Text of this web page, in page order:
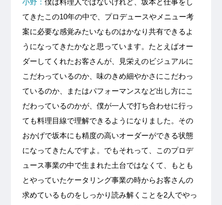
小野： 僕は料理人ではないけれど、坂本と仕事をし
てきたこの10年の中で、プロデュースやメニュー考
案に必要な感覚みたいなものはかなり共有できるよ
うになってきたかなと思っています。たとえばオー
ダーしてくれたお客さんが、見栄えのビジュアルに
こだわっているのか、味のきめ細やかさにこだわっ
ているのか、またはパフォーマンスなど出し方にこ
だわっているのかが、僕が一人で打ち合わせに行っ
ても料理目線で理解できるようになりました。その
おかげで坂本にも精度の高いオーダーができる状態
になってきたんですよ。でもそれって、このプロデ
ュース事業の中で生まれた土台ではなくて、もとも
とやっていたケータリング事業の時からお客さんの
求めているものをしっかり読み解くことを2人でやっ